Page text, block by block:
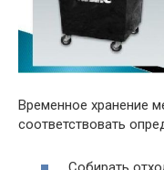
Временное хранение
соответствовать